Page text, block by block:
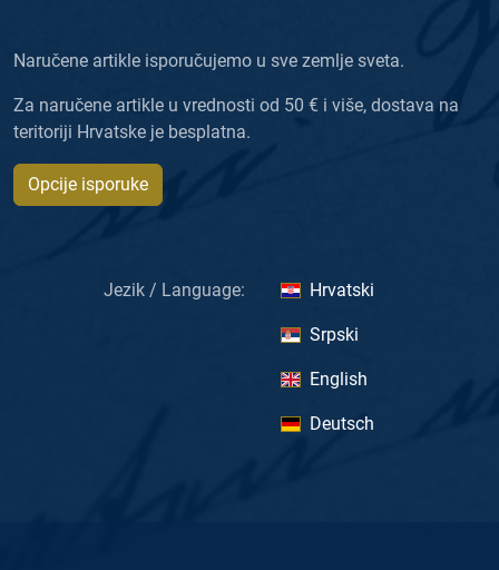
Naručene artikle isporučujemo u sve zemlje sveta.
Za naručene artikle u vrednosti od 50 € i više, dostava na
teritoriji Hrvatske je besplatna.
Opcije isporuke
Jezik / Language: Hrvatski
Srpski
English
Deutsch